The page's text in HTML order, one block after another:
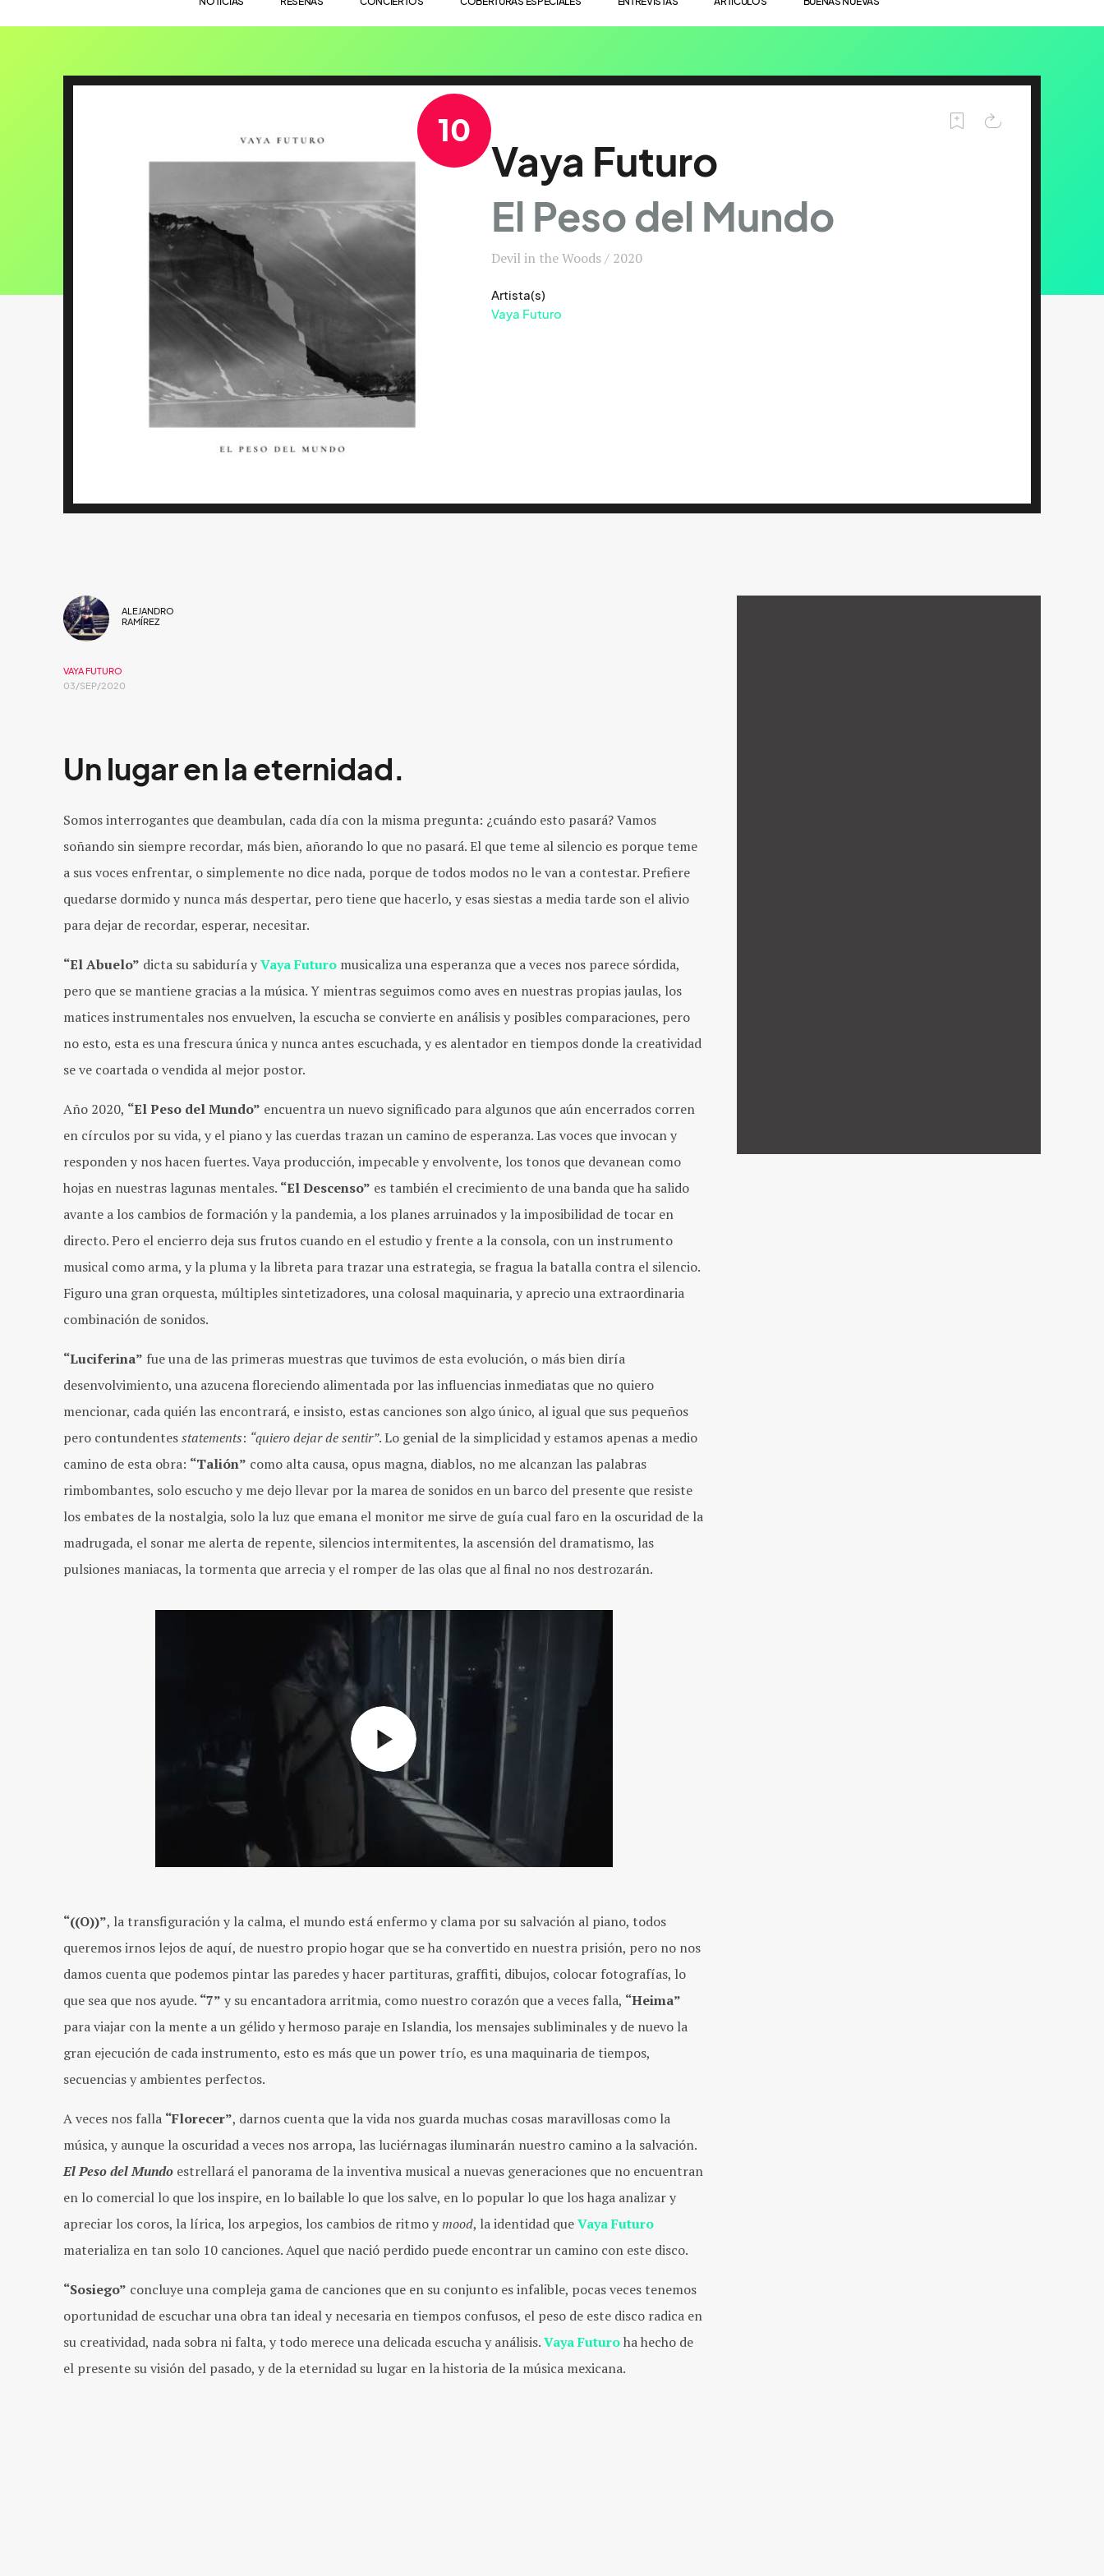
10
Vaya Futuro
El Peso del Mundo
Devil in the Woods / 2020
Artista(s)
Vaya Futuro
ALEJANDRO
RAMÍREZ
VAYA FUTURO
03/SEP/2020
Un lugar en la eternidad.
Somos interrogantes que deambulan, cada día con la misma pregunta: ¿cuándo esto pasará? Vamos
soñando sin siempre recordar, más bien, añorando lo que no pasará. El que teme al silencio es porque teme
a sus voces enfrentar, o simplemente no dice nada, porque de todos modos no le van a contestar. Prefiere
quedarse dormido y nunca más despertar, pero tiene que hacerlo, y esas siestas a media tarde son el alivio
para dejar de recordar, esperar, necesitar.
“El Abuelo” dicta su sabiduría yVaya Futuro musicaliza una esperanza que a veces nos parece sórdida,
pero que se mantiene gracias a la música. Y mientras seguimos como aves en nuestras propias jaulas, los
matices instrumentales nos envuelven, la escucha se convierte en análisis y posibles comparaciones, pero
no esto, esta es una frescura única y nunca antes escuchada, y es alentador en tiempos donde la creatividad
se ve coartada o vendida al mejor postor.
Año 2020, “El Peso del Mundo” encuentra un nuevo significado para algunos que aún encerrados corren
en círculos por su vida, y el piano y las cuerdas trazan un camino de esperanza. Las voces que invocan y
responden y nos hacen fuertes. Vaya producción, impecable y envolvente, los tonos que devanean como
hojas en nuestras lagunas mentales. “El Descenso” es también el crecimiento de una banda que ha salido
avante a los cambios de formación y la pandemia, a los planes arruinados y la imposibilidad de tocar en
directo. Pero el encierro deja sus frutos cuando en el estudio y frente a la consola, con un instrumento
musical como arma, y la pluma y la libreta para trazar una estrategia, se fragua la batalla contra el silencio.
Figuro una gran orquesta, múltiples sintetizadores, una colosal maquinaria, y aprecio una extraordinaria
combinación de sonidos.
“Luciferina” fue una de las primeras muestras que tuvimos de esta evolución, o más bien diría
desenvolvimiento, una azucena floreciendo alimentada por las influencias inmediatas que no quiero
mencionar, cada quién las encontrará, e insisto, estas canciones son algo único, al igual que sus pequeños
pero contundentesstatements: “quiero dejar de sentir”. Lo genial de la simplicidad y estamos apenas a medio
camino de esta obra: “Talión” como alta causa, opus magna, diablos, no me alcanzan las palabras
rimbombantes, solo escucho y me dejo llevar por la marea de sonidos en un barco del presente que resiste
los embates de la nostalgia, solo la luz que emana el monitor me sirve de guía cual faro en la oscuridad de la
madrugada, el sonar me alerta de repente, silencios intermitentes, la ascensión del dramatismo, las
pulsiones maniacas, la tormenta que arrecia y el romper de las olas que al final no nos destrozarán.
“((O))”, la transfiguración y la calma, el mundo está enfermo y clama por su salvación al piano, todos
queremos irnos lejos de aquí, de nuestro propio hogar que se ha convertido en nuestra prisión, pero no nos
damos cuenta que podemos pintar las paredes y hacer partituras, graffiti, dibujos, colocar fotografías, lo
que sea que nos ayude. “7” y su encantadora arritmia, como nuestro corazón que a veces falla, “Heima”
para viajar con la mente a un gélido y hermoso paraje en Islandia, los mensajes subliminales y de nuevo la
gran ejecución de cada instrumento, esto es más que un power trío, es una maquinaria de tiempos,
secuencias y ambientes perfectos.
A veces nos falla “Florecer”, darnos cuenta que la vida nos guarda muchas cosas maravillosas como la
música, y aunque la oscuridad a veces nos arropa, las luciérnagas iluminarán nuestro camino a la salvación.
El Peso del Mundo estrellará el panorama de la inventiva musical a nuevas generaciones que no encuentran
en lo comercial lo que los inspire, en lo bailable lo que los salve, en lo popular lo que los haga analizar y
apreciar los coros, la lírica, los arpegios, los cambios de ritmo ymood, la identidad queVaya Futuro
materializa en tan solo 10 canciones. Aquel que nació perdido puede encontrar un camino con este disco.
“Sosiego” concluye una compleja gama de canciones que en su conjunto es infalible, pocas veces tenemos
oportunidad de escuchar una obra tan ideal y necesaria en tiempos confusos, el peso de este disco radica en
su creatividad, nada sobra ni falta, y todo merece una delicada escucha y análisis.Vaya Futuroha hecho de
el presente su visión del pasado, y de la eternidad su lugar en la historia de la música mexicana.